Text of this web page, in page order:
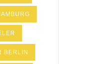
BERLIN